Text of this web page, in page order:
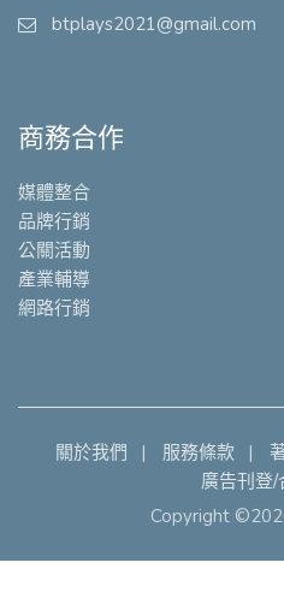
btplays2021@gmail.com
商務合作
媒體整合
品牌行銷
公關活動
產業輔導
網路行銷
關於我們 服務條款
廣告刊登
Copyright